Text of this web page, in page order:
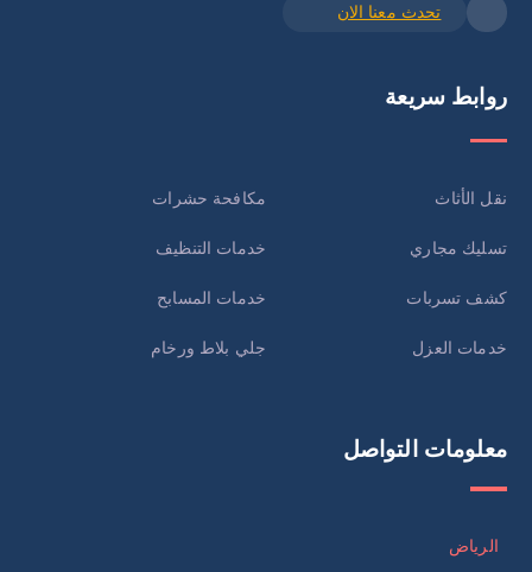
تحدث معنا الان
روابط سريعة
نقل الأثاث مكافحة حشرات
تسليك مجاري خدمات التنظيف
كشف تسربات خدمات المسابح
خدمات العزل جلي بلاط ورخام
معلومات التواصل
الرياض